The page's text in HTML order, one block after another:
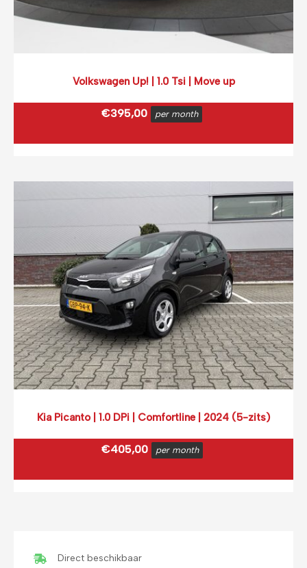
Volkswagen Up! | 1.0 Tsi | Move up
€395,00 per month
Prijs op basis van 2000 km per month.
Kia Picanto | 1.0 DPi | Comfortline | 2024 (5-zits)
€405,00 per month
Direct beschikbaar